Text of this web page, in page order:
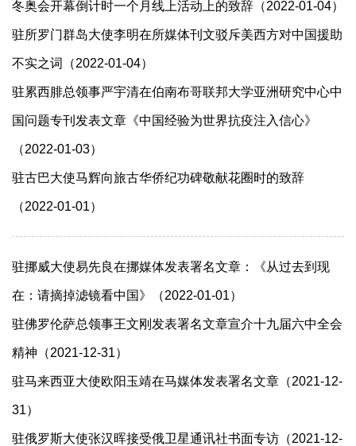
冬奥会开幕倒计时一个月线上活动上的致辞（2022-01-04）
驻所罗门群岛大使李明在所媒体刊文驳斥美西方对中国援助
不实之词（2022-01-04）
驻累西腓总领事严宇清在伯南布哥联邦大学亚洲研究中心中
国问题专刊发表文章《中国经验为世界抗疫注入信心》
（2022-01-03）
驻古巴大使马辉向旅古华侨纪功碑敬献花圈时的致辞
（2022-01-01）
驻挪威大使易先良在挪媒体发表署名文章：《从过去到现
在：请摘掉滤镜看中国》（2022-01-01）
驻佛罗伦萨总领事王文刚发表署名文章宣介十九届六中全会
精神（2021-12-31）
驻马来西亚大使欧阳玉靖在马媒体发表署名文章（2021-12-
31）
驻俄罗斯大使张汉晖接受俄卫星通讯社书面专访（2021-12-